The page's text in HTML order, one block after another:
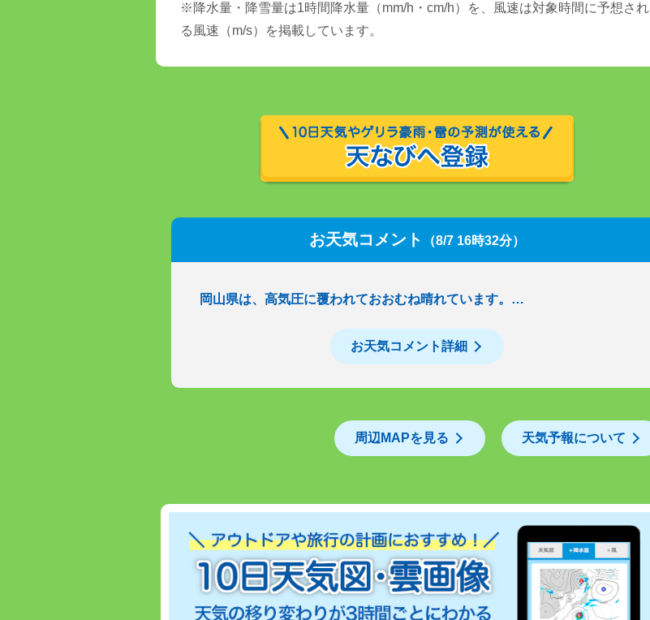
※降水量・降雪量は1時間降水量（mm/h・cm/h）を、風速は対象時間に予想され
る風速（m/s）を掲載しています。
お天気コメント （8/7 16時32分）
岡山県は、高気圧に覆われておおむね晴れています。…
お天気コメント詳細
周辺MAPを見る 天気予報について